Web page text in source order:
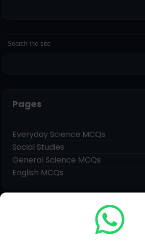
Pages
Everyday Science MCQs
Social Studies
General Science MCQs
English MCQs